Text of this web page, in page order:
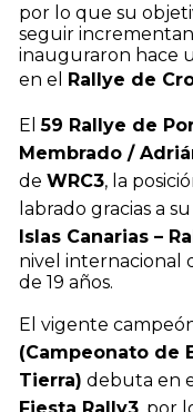
por lo que su
seguir
inauguraron hace
en el Rallye de
El59 Rallye de
Membrado /
de WRC3, la
labrado gracias a
Islas Canarias –
nivel internacional
de 19 años.
El vigente
(Campeonato de
Tierra) debuta en
Fiesta Rally3 , por